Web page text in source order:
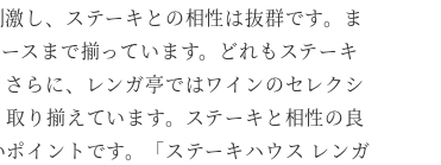
し、ステーキとの相性は抜群です。ま
スまで揃っています。どれもステーキ
らに、レンガ亭ではワインのセレクシ
り揃えています。ステーキと相性の良
イントです。「ステーキハウス レンガ